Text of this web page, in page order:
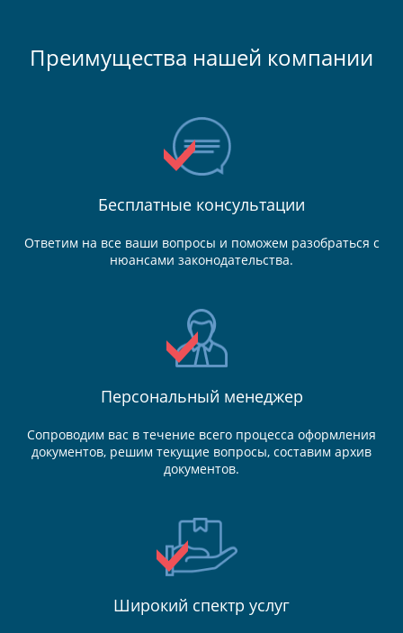
Преимущества нашей компании
Бесплатные консультации
Ответим на все ваши вопросы и поможем разобраться с
нюансами законодательства.
Персональный менеджер
Сопроводим вас в течение всего процесса оформления
документов, решим текущие вопросы, составим архив
документов.
Широкий спектр услуг